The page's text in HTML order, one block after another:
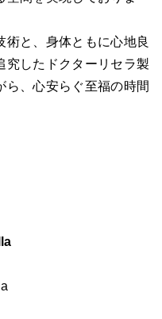
術と、身体ともに心地良
究したドクターリセラ製
ら、心安らぐ至福の時間